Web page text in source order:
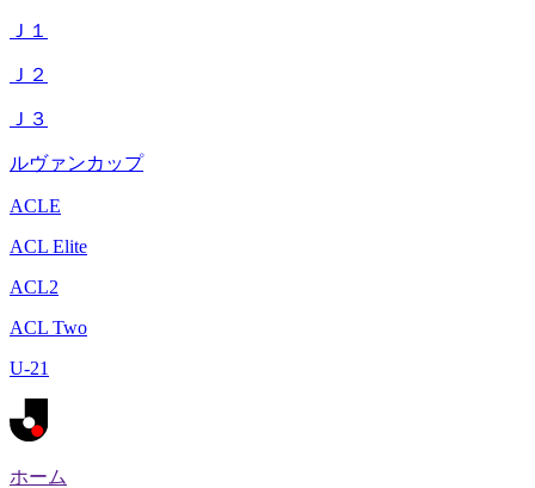
Ｊ１
Ｊ２
Ｊ３
ルヴァンカップ
ACLE
ACL Elite
ACL2
ACL Two
U-21
ホーム